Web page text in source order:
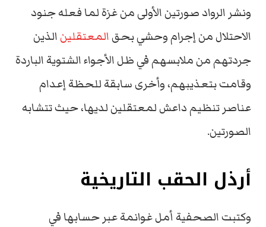
ونشر الرواد صورتين الأولى من غزة لما فعله جنود
الاحتلال من إجرام وحشي بحقالمعتقلينالذين
جردتهم من ملابسهم في ظل الأجواء الشتوية الباردة
وقامت بتعذيبهم، وأخرى سابقة للحظة إعدام
عناصر تنظيم داعش لمعتقلين لديها، حيث تتشابه
الصورتين.
أرذل الحقب التاريخية
وكتبت الصحفية أمل غوانمة عبر حسابها في